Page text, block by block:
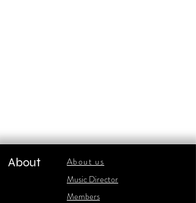
About
About us
​Music Director
​Members